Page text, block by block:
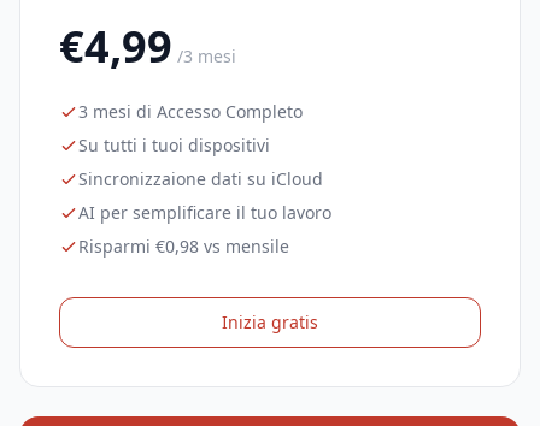
€4,99 /3 mesi
3 mesi di Accesso Completo
Su tutti i tuoi dispositivi
Sincronizzaione dati su iCloud
AI per semplificare il tuo lavoro
Risparmi €0,98 vs mensile
Inizia gratis